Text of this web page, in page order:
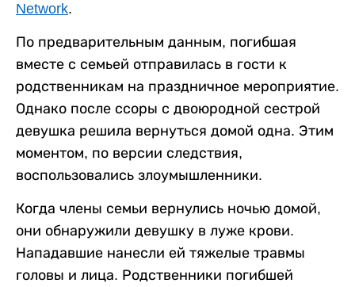
Network.
По предварительным данным, погибшая
вместе с семьей отправилась в гости к
родственникам на праздничное мероприятие.
Однако после ссоры с двоюродной сестрой
девушка решила вернуться домой одна. Этим
моментом, по версии следствия,
воспользовались злоумышленники.
Когда члены семьи вернулись ночью домой,
они обнаружили девушку в луже крови.
Нападавшие нанесли ей тяжелые травмы
головы и лица. Родственники погибшей